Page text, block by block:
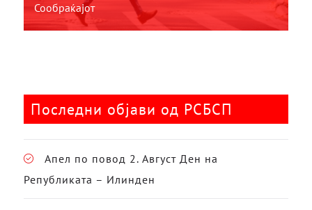
Сообраќајот
Последни објави од РСБСП
Апел по повод 2. Август Ден на
Републиката – Илинден